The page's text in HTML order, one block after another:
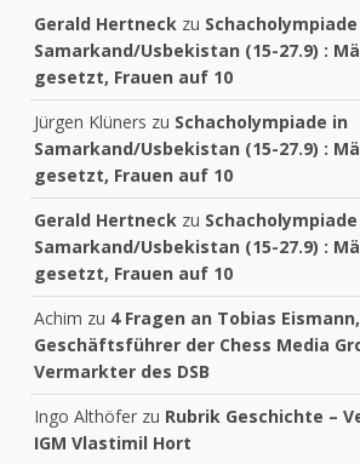
Gerald Hertneck zu
Samarkand/Usbekistan (15-27.9) :
gesetzt, Frauen auf 10
Jürgen Klüners zu Schacholympiade in
Samarkand/Usbekistan (15-27.9) :
gesetzt, Frauen auf 10
Gerald Hertneck zu
Samarkand/Usbekistan (15-27.9) :
gesetzt, Frauen auf 10
Achim zu 4 Fragen an Tobias
Geschäftsführer der Chess Media
Vermarkter des DSB
Ingo Althöfer zu Rubrik Geschichte –
IGM Vlastimil Hort